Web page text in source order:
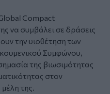
Compact
να συμβάλει σε δράσεις
την υιοθέτηση των
Συμφώνου,
της βιωσιμότητας
στον
της.